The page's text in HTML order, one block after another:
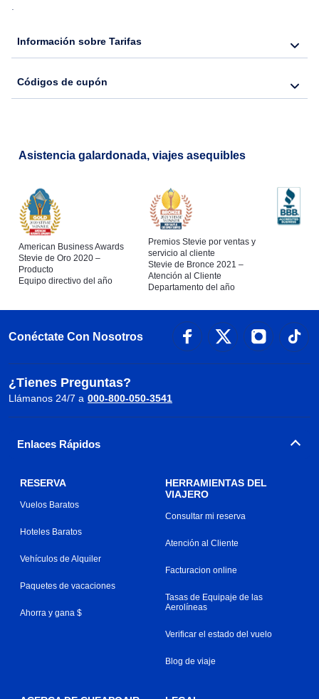
.
Información sobre Tarifas
Códigos de cupón
Asistencia galardonada, viajes asequibles
American Business Awards
Stevie de Oro 2020 –
Producto
Equipo directivo del año
Premios Stevie por ventas y
servicio al cliente
Stevie de Bronce 2021 –
Atención al Cliente
Departamento del año
Conéctate Con Nosotros
¿Tienes Preguntas?
Llámanos 24/7 a 000-800-050-3541
Enlaces Rápidos
RESERVA
Vuelos Baratos
Hoteles Baratos
Vehículos de Alquiler
Paquetes de vacaciones
Ahorra y gana $
HERRAMIENTAS DEL
VIAJERO
Consultar mi reserva
Atención al Cliente
Facturacion online
Tasas de Equipaje de las
Aerolíneas
Verificar el estado del vuelo
Blog de viaje